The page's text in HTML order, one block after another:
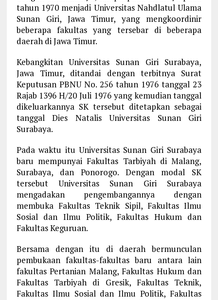
tahun 1970 menjadi Universitas Nahdlatul Ulama
Sunan Giri, Jawa Timur, yang mengkoordinir
beberapa fakultas yang tersebar di beberapa
daerah di Jawa Timur.
Kebangkitan Universitas Sunan Giri Surabaya,
Jawa Timur, ditandai dengan terbitnya Surat
Keputusan PBNU No. 256 tahun 1976 tanggal 23
Rajab 1396 H/20 Juli 1976 yang kemudian tanggal
dikeluarkannya SK tersebut ditetapkan sebagai
tanggal Dies Natalis Universitas Sunan Giri
Surabaya.
Pada waktu itu Universitas Sunan Giri Surabaya
baru mempunyai Fakultas Tarbiyah di Malang,
Surabaya, dan Ponorogo. Dengan modal SK
tersebut Universitas Sunan Giri Surabaya
mengadakan pengembangannya dengan
membuka Fakultas Teknik Sipil, Fakultas Ilmu
Sosial dan Ilmu Politik, Fakultas Hukum dan
Fakultas Keguruan.
Bersama dengan itu di daerah bermunculan
pembukaan fakultas-fakultas baru antara lain
fakultas Pertanian Malang, Fakultas Hukum dan
Fakultas Tarbiyah di Gresik, Fakultas Teknik,
Fakultas Ilmu Sosial dan Ilmu Politik, Fakultas